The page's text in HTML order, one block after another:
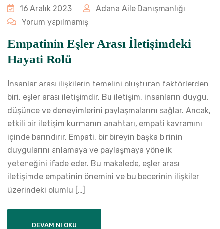
16 Aralık 2023
Adana Aile Danışmanlığı
Yorum yapılmamış
Empatinin Eşler Arası İletişimdeki
Hayati Rolü
İnsanlar arası ilişkilerin temelini oluşturan faktörlerden
biri, eşler arası iletişimdir. Bu iletişim, insanların duygu,
düşünce ve deneyimlerini paylaşmalarını sağlar. Ancak,
etkili bir iletişim kurmanın anahtarı, empati kavramını
içinde barındırır. Empati, bir bireyin başka birinin
duygularını anlamaya ve paylaşmaya yönelik
yeteneğini ifade eder. Bu makalede, eşler arası
iletişimde empatinin önemini ve bu becerinin ilişkiler
üzerindeki olumlu […]
DEVAMINI OKU